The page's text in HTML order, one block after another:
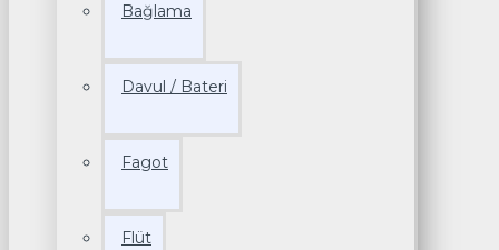
Bağlama
Davul / Bateri
Fagot
Flüt